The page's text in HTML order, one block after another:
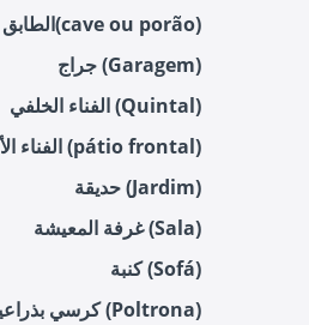
الطابق السفلي/ قبو(cave ou porão)
جراج (Garagem)
الفناء الخلفي (Quintal)
الفناء الأمامي (pátio frontal)
حديقة (Jardim)
غرفة المعيشة (Sala)
كنبة (Sofá)
كرسي بذراعين (Poltrona)